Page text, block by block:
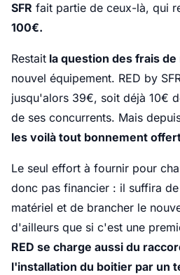
SFR fait partie de ceux-là, qui
100€.
Restait la question des frais
nouvel équipement. RED by
jusqu'alors 39€, soit déjà 10€
de ses concurrents. Mais
les voilà tout bonnement
Le seul effort à fournir pour
donc pas financier : il suffira
matériel et de brancher le
d'ailleurs que si c'est une
RED se charge aussi du
l'installation du boitier par un